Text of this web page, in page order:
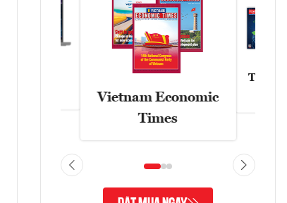
Vietnam Economic
Times
Tạp